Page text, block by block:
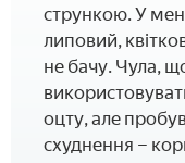
стрункою. У
липовий,
не бачу. Чула,
оцту, але
схуднення –